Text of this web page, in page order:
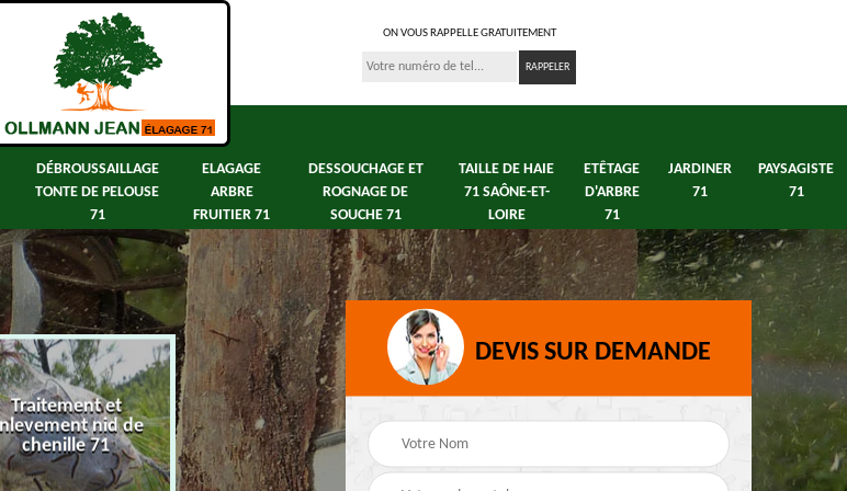
ON VOUS RAPPELLE GRATUITEMENT
DÉBROUSSAILLAGE
TONTE DE PELOUSE
71
ELAGAGE
ARBRE
FRUITIER 71
DESSOUCHAGE ET
ROGNAGE DE
SOUCHE 71
TAILLE DE HAIE
71 SAÔNE-ET-
LOIRE
ETÊTAGE
D'ARBRE
71
JARDINER
71
PAYSAGISTE
71
Abattage d'arbres 71
Saône-et-Loire
Débroussaillage tonte
de pelouse 71
Dessouchage
Rognage de
DEVIS SUR DEMANDE